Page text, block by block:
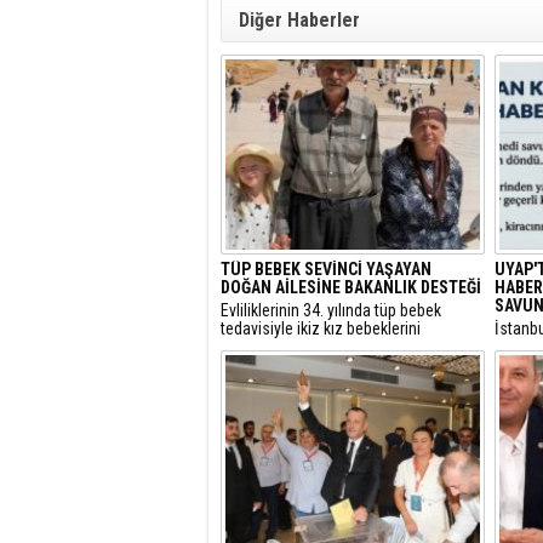
Diğer Haberler
TÜP BEBEK SEVİNCİ YAŞAYAN
DOĞAN AİLESİNE BAKANLIK DESTEĞİ
​Evliliklerinin 34. yılında tüp bebek
tedavisiyle ikiz kız bebeklerini
kucaklarına alan ve Anıtkabir
ziyaretleriyle sosyal medyada büyük
beğeni toplayan Doğan ailesi için Aile
ve Sosyal Hizmetler Bakanlığı harekete
geçti.
elime
çekici